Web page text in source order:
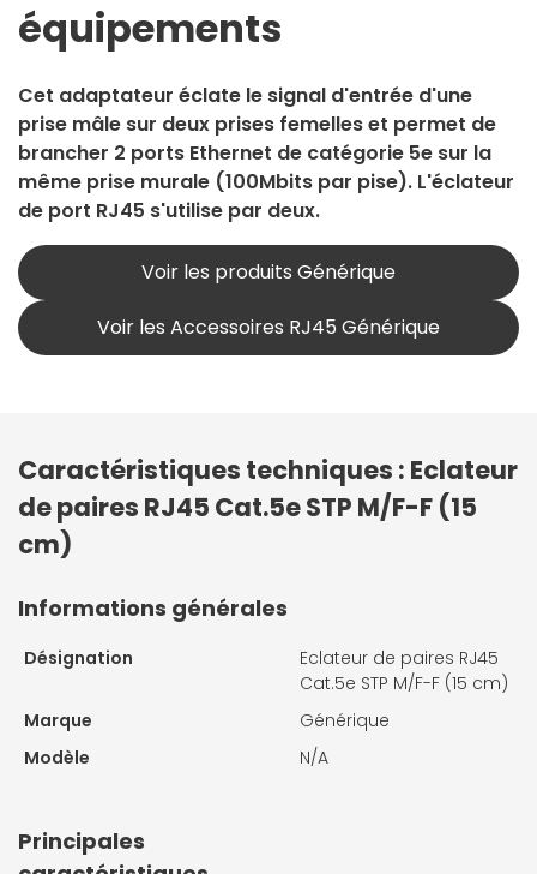
équipements
Cet adaptateur éclate le signal d'entrée d'une
prise mâle sur deux prises femelles et permet de
brancher 2 ports Ethernet de catégorie 5e sur la
même prise murale (100Mbits par pise). L'éclateur
de port RJ45 s'utilise par deux.
Voir les produits Générique
Voir les Accessoires RJ45 Générique
Caractéristiques techniques : Eclateur
de paires RJ45 Cat.5e STP M/F-F (15
cm)
Informations générales
Désignation
Eclateur de paires RJ45
Cat.5e STP M/F-F (15 cm)
Marque
Générique
Modèle
N/A
Principales